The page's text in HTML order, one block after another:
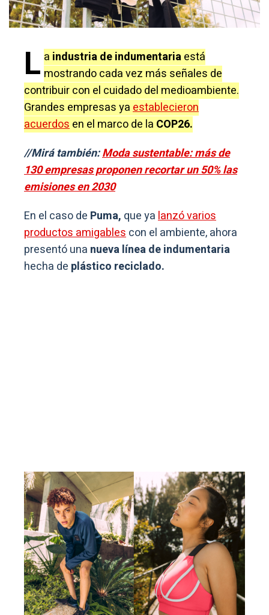
L a industria de indumentariaestá
mostrando cada vez más señales de
contribuir con el cuidado del medioambiente.
Grandes empresas yaestablecieron
acuerdosen el marco de la COP26.
//Mirá también:Moda sustentable: más de
130 empresas proponen recortar un 50% las
emisiones en 2030
En el caso de Puma, que yalanzó varios
productos amigablescon el ambiente, ahora
presentó una nueva línea de indumentaria
hecha de plástico reciclado.